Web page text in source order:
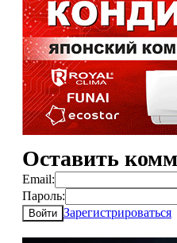
Оставить
Email:
Пароль:
Войти Зарегистрироваться